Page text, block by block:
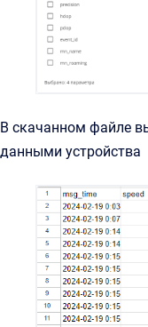
В скачанном файле
данными устройства